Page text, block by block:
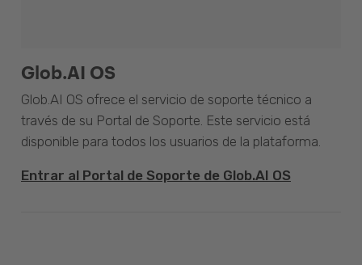
Glob.AI OS
Glob.AI OS ofrece el servicio de soporte técnico a
través de su Portal de Soporte. Este servicio está
disponible para todos los usuarios de la plataforma.
Entrar al Portal de Soporte de Glob.AI OS